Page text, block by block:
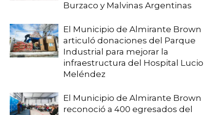
Burzaco y Malvinas Argentinas
El Municipio de Almirante Brown
articuló donaciones del Parque
Industrial para mejorar la
infraestructura del Hospital Lucio
Meléndez
El Municipio de Almirante Brown
reconoció a 400 egresados del